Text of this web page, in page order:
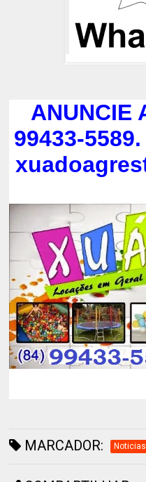
ANUNCIE
99433-
MARCADOR: Noticias